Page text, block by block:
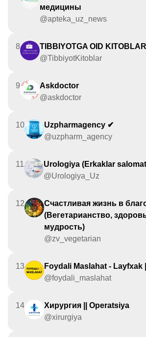
медицины
@apteka_uz_news
8
TIBBIYOTGA OID KITOBLAR
@TibbiyotKitoblar
9
Askdoctor
@askdoctor
10
Uzpharmagency ✔
@uzpharm_agency
11
Urologiya (Erkaklar
@Urologiya_Uz
12
Счастливая жизнь в
(Вегетарианство,
мудрость)
@zv_vegetarian
13
Foydali Maslahat - Layfxak
@foydali_maslahat
14
Хирургия || Operatsiya
@xirurgiya